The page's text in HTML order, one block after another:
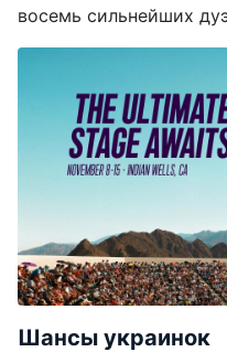
восемь сильнейших
Шансы украинок